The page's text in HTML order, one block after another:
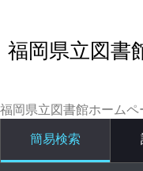
福岡県立図書
福岡県立図書館ホームペ
簡易検索